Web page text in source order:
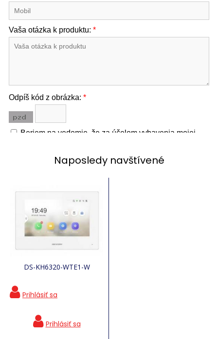
Naposledy navštívené
DS-KH6320-WTE1-W